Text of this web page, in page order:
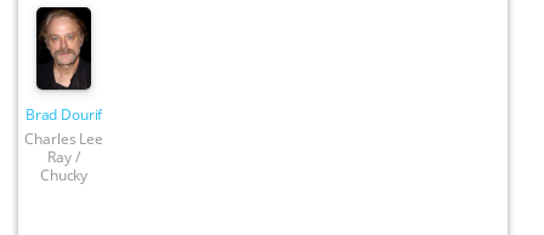
Brad Dourif
Charles Lee
Ray /
Chucky